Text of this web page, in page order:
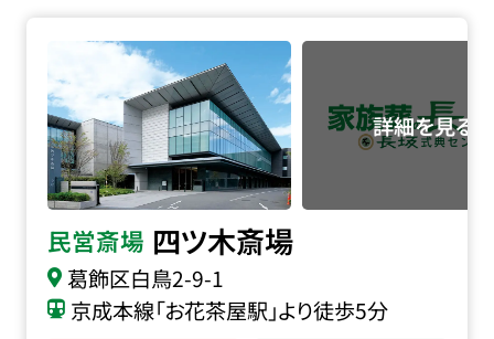
民営斎場 四ツ木斎場
葛飾区白鳥2-9-1
京成本線「お花茶屋駅」より徒歩5分
四ツ木斎場の詳細へ